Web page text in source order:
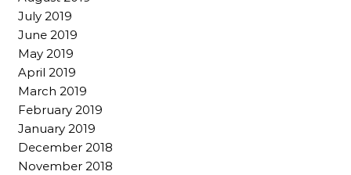
July 2019
June 2019
May 2019
April 2019
March 2019
February 2019
January 2019
December 2018
November 2018